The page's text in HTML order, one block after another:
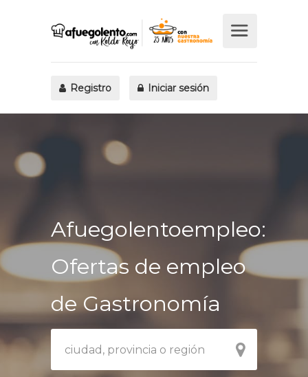
Registro Iniciar sesión
Afuegolentoempleo:
Ofertas de empleo
de Gastronomía